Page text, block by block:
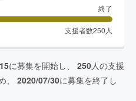
終了
支援者数250 人
に募集を開始し、 250人の支援
、 2020/07/30に募集を終了し